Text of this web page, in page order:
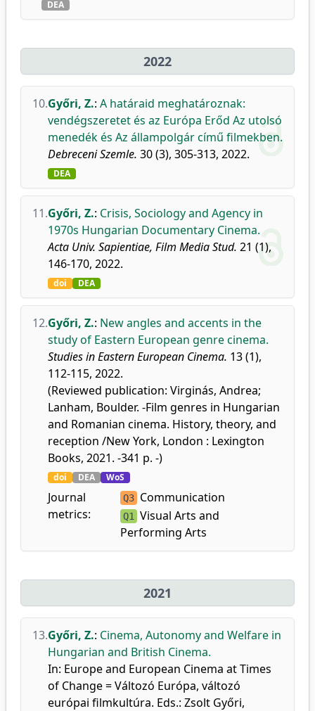
DEA
2022
10.Győri, Z.: A határaid meghatároznak:
vendégszeretet és az Európa Erőd Az utolsó
menedék és Az állampolgár című filmekben.
Debreceni Szemle. 30 (3), 305-313, 2022.
DEA
11.Győri, Z.: Crisis, Sociology and Agency in
1970s Hungarian Documentary Cinema.
Acta Univ. Sapientiae, Film Media Stud. 21 (1),
146-170, 2022.
doi DEA
12.Győri, Z.: New angles and accents in the
study of Eastern European genre cinema.
Studies in Eastern European Cinema. 13 (1),
112-115, 2022.
(Reviewed publication: Virginás, Andrea;
Lanham, Boulder. -Film genres in Hungarian
and Romanian cinema. History, theory, and
reception /New York, London : Lexington
Books, 2021. -341 p. -)
doi DEA WoS
Journal
metrics:
Q3 Communication
Q1 Visual Arts and
Performing Arts
2021
13.Győri, Z.: Cinema, Autonomy and Welfare in
Hungarian and British Cinema.
In: Europe and European Cinema at Times
of Change = Változó Európa, változó
európai filmkultúra. Eds.: Zsolt Győri,